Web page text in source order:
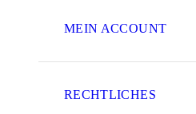
MEIN ACCOUNT
RECHTLICHES